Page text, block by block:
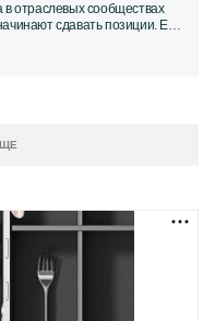
в отраслевых сообществах
сдавать позиции. Ещё